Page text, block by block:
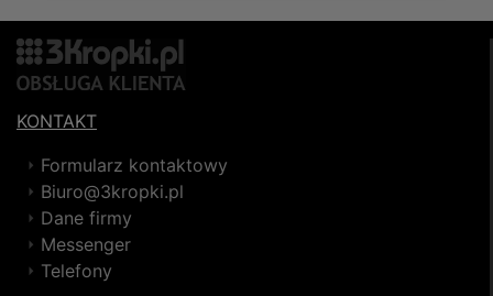
KONTAKT
Formularz kontaktowy
Biuro@3kropki.pl
Dane firmy
Messenger
Telefony